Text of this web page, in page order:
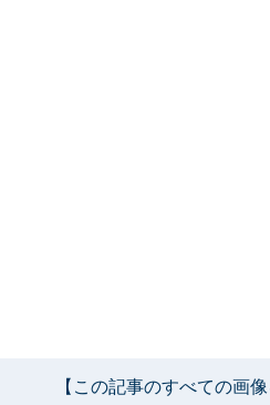
【この記事のすべての画